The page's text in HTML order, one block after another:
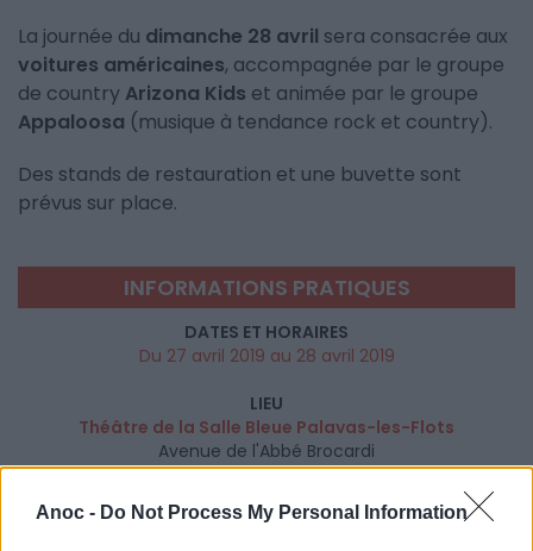
Anoc - Do Not Process My Personal Information
La journée du dimanche 28 avril sera consacrée aux
voitures américaines, accompagnée par le groupe
de country Arizona Kids et animée par le groupe
Appaloosa (musique à tendance rock et country).
Des stands de restauration et une buvette sont
prévus sur place.
INFORMATIONS PRATIQUES
DATES ET HORAIRES
Du 27 avril 2019 au 28 avril 2019
LIEU
Théâtre de la Salle Bleue Palavas-les-Flots
Avenue de l'Abbé Brocardi
34250 Palavas les Flots
Calcul d'itinéraire